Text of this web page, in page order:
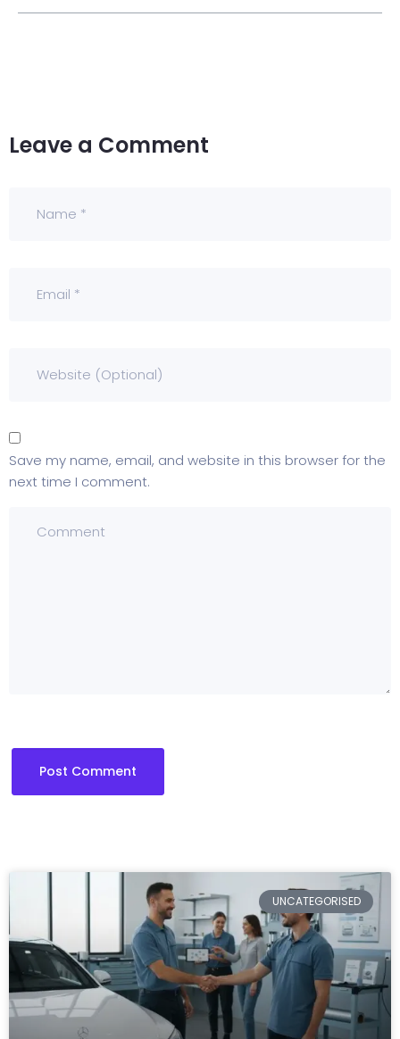
Leave a Comment
Save my name, email, and website in this browser for the
next time I comment.
UNCATEGORISED